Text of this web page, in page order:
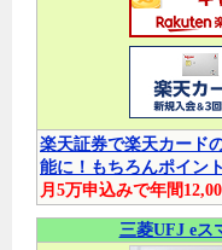
楽天証券で楽天カード
能に！もちろんポイン
月5万申込みで年間
三菱UFJ eス